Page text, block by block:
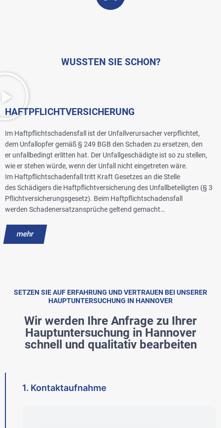
WUSSTEN SIE SCHON?
HAFTPFLICHTVERSICHERUNG
Im Haftpflichtschadensfall ist der Unfallverursacher verpflichtet,
dem Unfallopfer gemäß § 249 BGB den Schaden zu ersetzen, den
er unfallbedingt erlitten hat. Der Unfallgeschädigte ist so zu stellen,
wie er stehen würde, wenn der Unfall nicht eingetreten wäre.
Im Haftpflichtschadenfall tritt Kraft Gesetzes an die Stelle
des Schädigers die Haftpflichtversicherung des Unfallbeteiligten (§ 3
Pflichtversicherungsgesetz). Beim Haftpflichtschadensfall
werden Schadenersatzansprüche geltend gemacht…
mehr
SETZEN SIE AUF ERFAHRUNG UND VERTRAUEN BEI UNSERER
HAUPTUNTERSUCHUNG IN HANNOVER
Wir werden Ihre Anfrage zu Ihrer
Hauptuntersuchung in Hannover
schnell und qualitativ bearbeiten
1. Kontaktaufnahme